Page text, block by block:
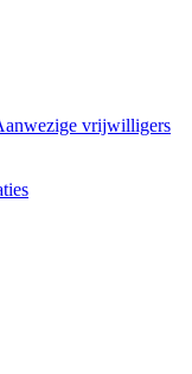
vrijwilligers